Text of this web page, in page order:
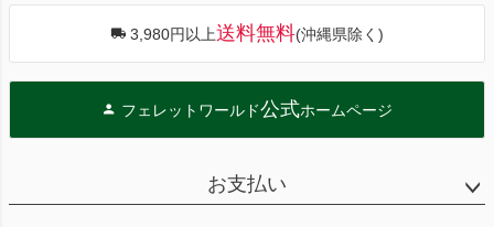
3,980円以上送料無料(沖縄県除く)
フェレットワールド公式ホームページ
お支払い